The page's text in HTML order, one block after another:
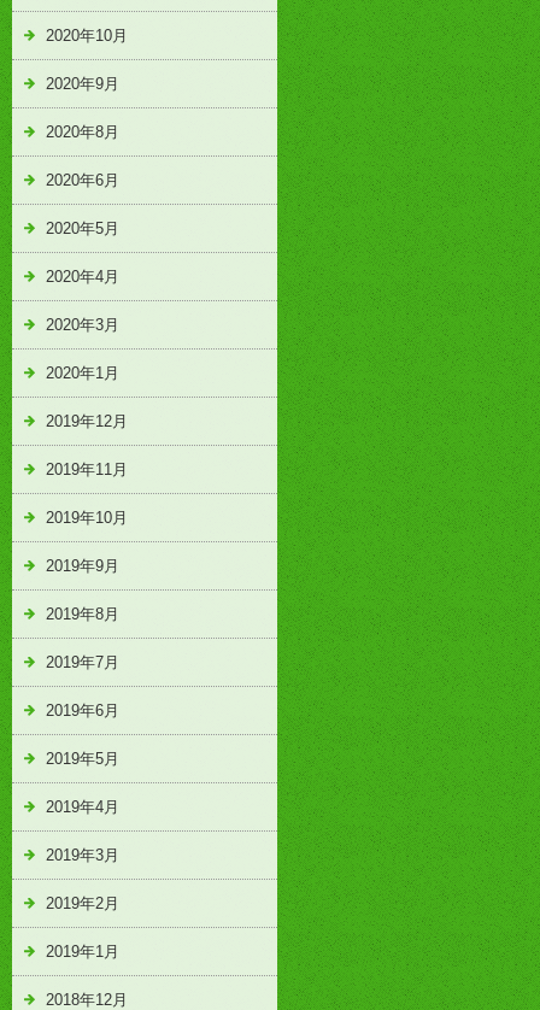
2020年10月
2020年9月
2020年8月
2020年6月
2020年5月
2020年4月
2020年3月
2020年1月
2019年12月
2019年11月
2019年10月
2019年9月
2019年8月
2019年7月
2019年6月
2019年5月
2019年4月
2019年3月
2019年2月
2019年1月
2018年12月